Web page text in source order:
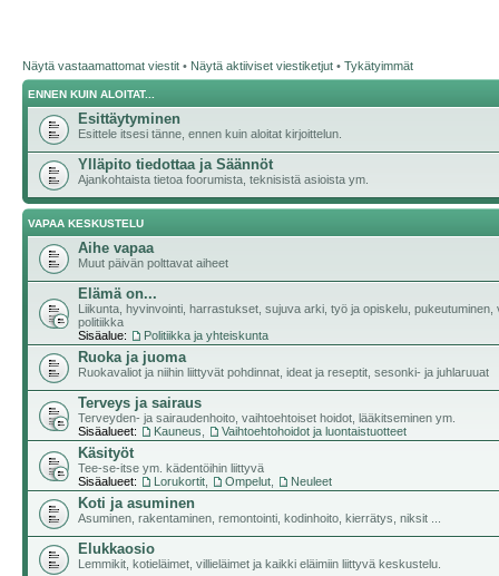
Näytä vastaamattomat viestit • Näytä aktiiviset viestiketjut • Tykätyimmät
ENNEN KUIN ALOITAT...
Esittäytyminen
Esittele itsesi tänne, ennen kuin aloitat kirjoittelun.
Ylläpito tiedottaa ja Säännöt
Ajankohtaista tietoa foorumista, teknisistä asioista ym.
VAPAA KESKUSTELU
Aihe vapaa
Muut päivän polttavat aiheet
Elämä on...
Liikunta, hyvinvointi, harrastukset, sujuva arki, työ ja opiskelu, pukeutuminen,
politiikka
Sisäalue:
Politiikka ja yhteiskunta
Ruoka ja juoma
Ruokavaliot ja niihin liittyvät pohdinnat, ideat ja reseptit, sesonki- ja juhlaruuat
Terveys ja sairaus
Terveyden- ja sairaudenhoito, vaihtoehtoiset hoidot, lääkitseminen ym.
Sisäalueet:
Kauneus Vaihtoehtohoidot ja luontaistuotteet
Käsityöt
Tee-se-itse ym. kädentöihin liittyvä
Sisäalueet:
Lorukortit Ompelut Neuleet
Koti ja asuminen
Asuminen, rakentaminen, remontointi, kodinhoito, kierrätys, niksit ...
Elukkaosio
Lemmikit, kotieläimet, villieläimet ja kaikki eläimiin liittyvä keskustelu.